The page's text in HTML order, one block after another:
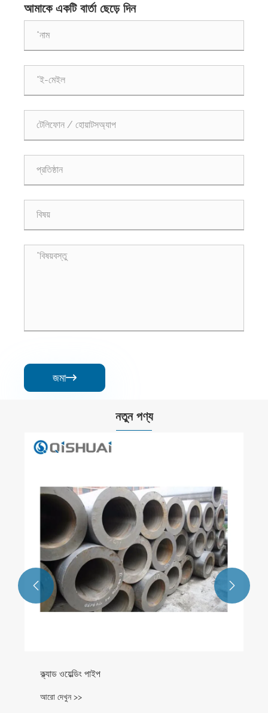
আমাকে একটি বার্তা ছেড়ে দিন
জমা
নতুন পণ্য
ক্ল্যাড ওয়েল্ডিং পাইপ
আরো দেখুন >>
 